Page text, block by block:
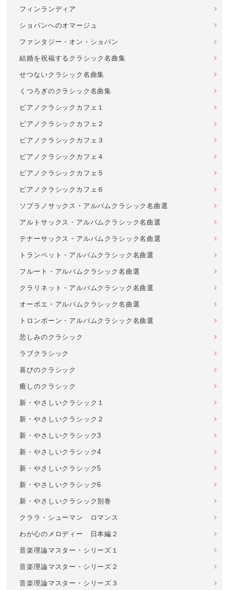
フィンランディア
ショパンへのオマージュ
ファンタジー・オン・ショパン
結婚を祝福するクラシック名曲集
せつないクラシック名曲集
くつろぎのクラシック名曲集
ピアノクラシックカフェ１
ピアノクラシックカフェ２
ピアノクラシックカフェ３
ピアノクラシックカフェ４
ピアノクラシックカフェ５
ピアノクラシックカフェ６
ソプラノサックス・アルバムクラシック名曲選
アルトサックス・アルバムクラシック名曲選
テナーサックス・アルバムクラシック名曲選
トランペット・アルバムクラシック名曲選
フルート・アルバムクラシック名曲選
クラリネット・アルバムクラシック名曲選
オーボエ・アルバムクラシック名曲選
トロンボーン・アルバムクラシック名曲選
悲しみのクラシック
ラブクラシック
喜びのクラシック
癒しのクラシック
新・やさしいクラシック１
新・やさしいクラシック２
新・やさしいクラシック3
新・やさしいクラシック4
新・やさしいクラシック5
新・やさしいクラシック6
新・やさしいクラシック別巻
クララ・シューマン ロマンス
わが心のメロディー 日本編２
音楽理論マスター・シリーズ１
音楽理論マスター・シリーズ２
音楽理論マスター・シリーズ３